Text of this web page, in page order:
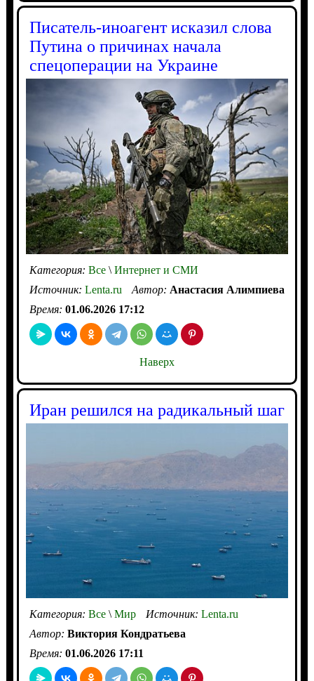
Писатель-иноагент исказил слова
Путина о причинах начала
спецоперации на Украине
Категория: Все\Интернет и СМИ
Источник: Lenta.ru Автор: Анастасия Алимпиева
Время: 01.06.2026 17:12
Наверх
Иран решился на радикальный шаг
Категория: Все\Мир Источник: Lenta.ru
Автор: Виктория Кондратьева
Время: 01.06.2026 17:11